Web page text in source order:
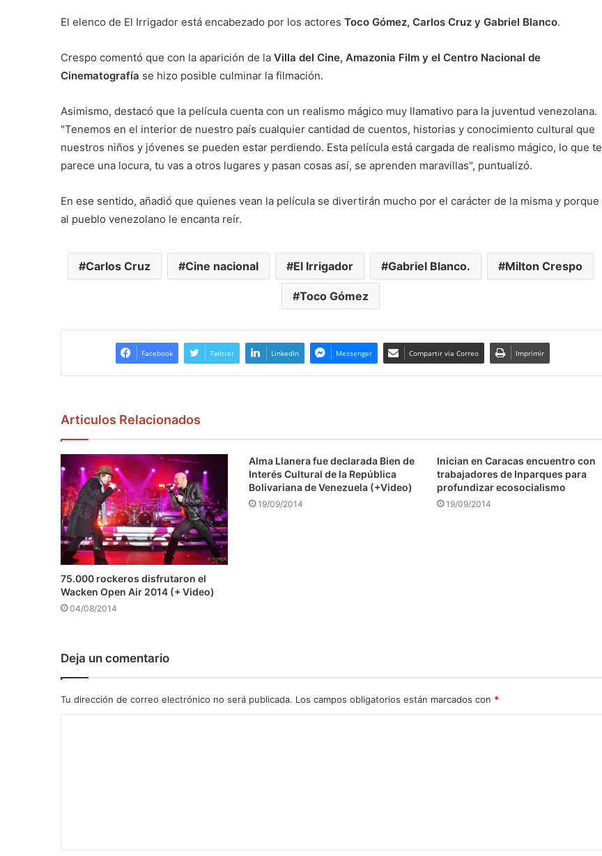
El elenco de El Irrigador está encabezado por los actores Toco Gómez, Carlos Cruz y Gabriel Blanco.
Crespo comentó que con la aparición de la Villa del Cine, Amazonia Film y el Centro Nacional de
Cinematografía se hizo posible culminar la filmación.
Asimismo, destacó que la película cuenta con un realismo mágico muy llamativo para la juventud venezolana.
"Tenemos en el interior de nuestro país cualquier cantidad de cuentos, historias y conocimiento cultural que
nuestros niños y jóvenes se pueden estar perdiendo. Esta película está cargada de realismo mágico, lo que te
parece una locura, tu vas a otros lugares y pasan cosas así, se aprenden maravillas", puntualizó.
En ese sentido, añadió que quienes vean la película se divertirán mucho por el carácter de la misma y porque
al pueblo venezolano le encanta reír.
Carlos Cruz Cine nacional El Irrigador Gabriel Blanco. Milton Crespo
Toco Gómez
Facebook Twitter LinkedIn Messenger Compartir via Correo Imprimir
Articulos Relacionados
75.000 rockeros disfrutaron el
Wacken Open Air 2014 (+ Video)
04/08/2014
Alma Llanera fue declarada Bien de
Interés Cultural de la República
Bolivariana de Venezuela (+Video)
19/09/2014
Inician en Caracas encuentro con
trabajadores de Inparques para
profundizar ecosocialismo
19/09/2014
Deja un comentario
Tu dirección de correo electrónico no será publicada. Los campos obligatorios están marcados con *
a